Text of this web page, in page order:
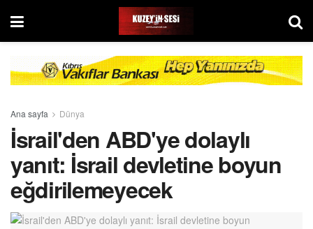
Ana sayfa Dünya
İsrail'den ABD'ye dolaylı
yanıt: İsrail devletine boyun
eğdirilemeyecek